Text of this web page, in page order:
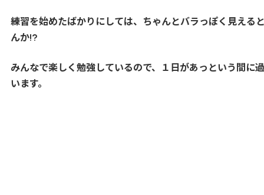
練習を始めたばかりにしては、ちゃんとバラっぽく見える
んか!?
みんなで楽しく勉強しているので、１日があっという間に
います。